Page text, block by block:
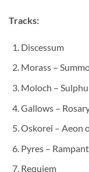
Tracks:
Discessum
Morass –
Moloch –
Gallows –
Oskorei – Aeon
Pyres –
Requiem